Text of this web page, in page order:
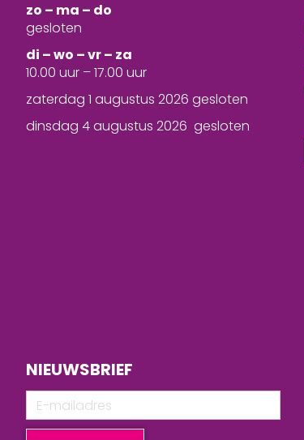
zo – ma – do
gesloten
di – wo – vr – za
10.00 uur – 17.00 uur
zaterdag 1 augustus 2026 gesloten
dinsdag 4 augustus 2026 gesloten
NIEUWSBRIEF